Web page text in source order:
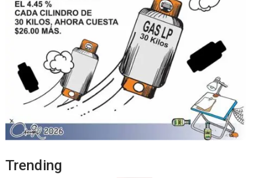
Trending